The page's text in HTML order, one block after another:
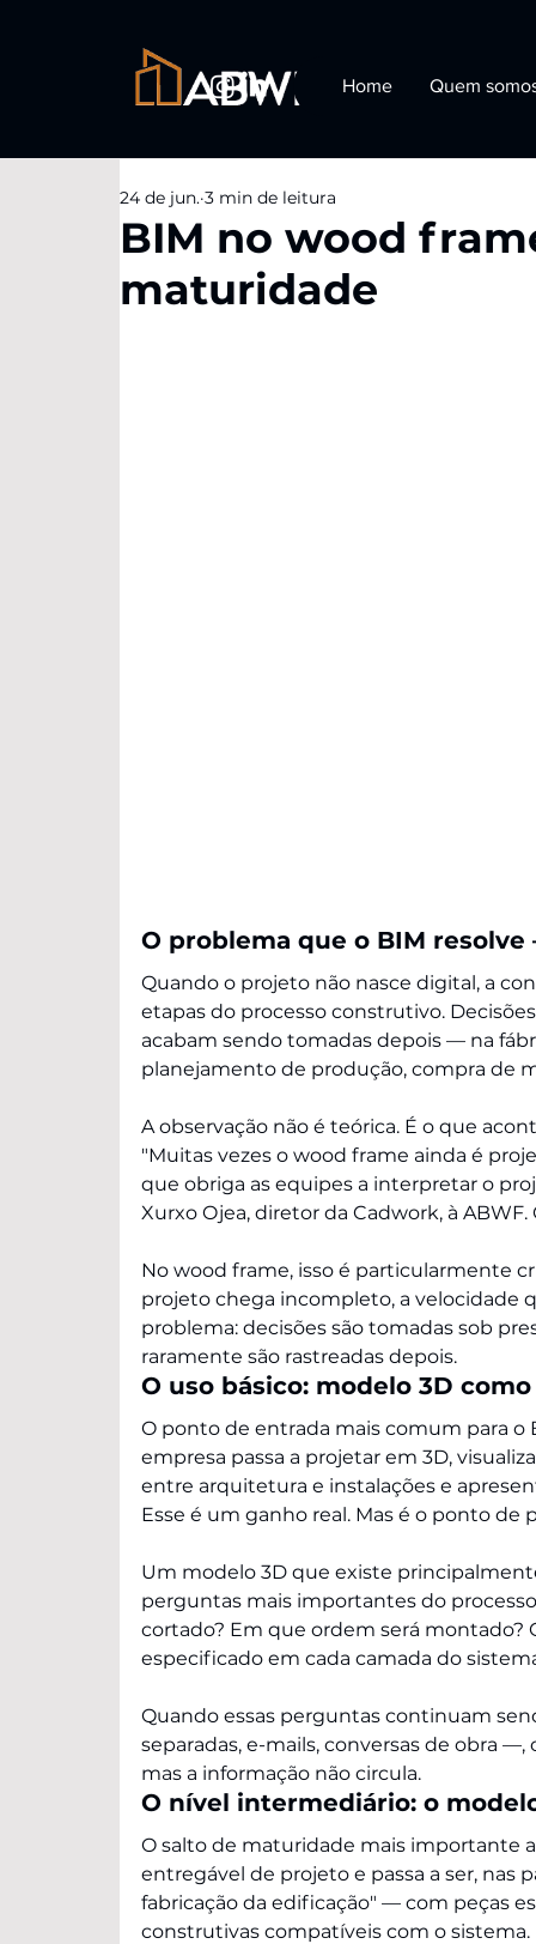
Home Quem
BIM no wood
maturidade
24 de jun. 3 min de leitura
O problema que o BIM
Quando o projeto não nasce digital, a
etapas do processo construtivo.
acabam sendo tomadas depois — na
planejamento de produção, compra de
A observação não é teórica. É o que
"Muitas vezes o wood frame ainda é
que obriga as equipes a interpretar o
Xurxo Ojea, diretor da Cadwork, à
No wood frame, isso é particularmente
projeto chega incompleto, a velocidade
problema: decisões são tomadas sob
raramente são rastreadas depois.
O uso básico: modelo 3D
O ponto de entrada mais comum para
empresa passa a projetar em 3D,
entre arquitetura e instalações e
Esse é um ganho real. Mas é o ponto
Um modelo 3D que existe
perguntas mais importantes do
cortado? Em que ordem será montado?
especificado em cada camada do
Quando essas perguntas continuam
separadas, e-mails, conversas de obra
mas a informação não circula.
O nível intermediário: o
O salto de maturidade mais importante
entregável de projeto e passa a ser, nas
fabricação da edificação" — com peças
construtivas compatíveis com o sistema.